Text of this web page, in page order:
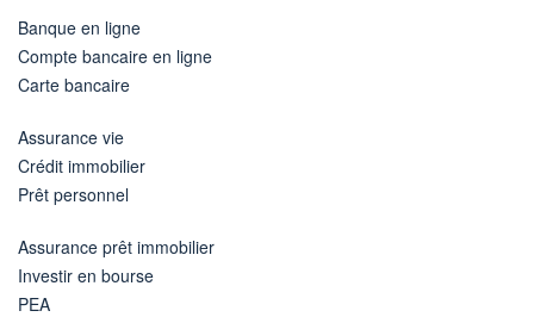
Banque en ligne
Compte bancaire en ligne
Carte bancaire
Assurance vie
Crédit immobilier
Prêt personnel
Assurance prêt immobilier
Investir en bourse
PEA